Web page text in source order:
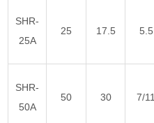
SHR-
25A
25 17.5 5.5
SHR-
50A
50 30 7/11